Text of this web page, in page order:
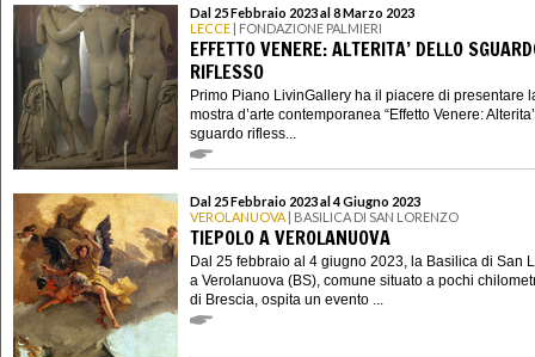
Dal 25 Febbraio 2023 al 8 Marzo 2023
LECCE | FONDAZIONE PALMIERI
EFFETTO VENERE: ALTERITA’ DELLO
RIFLESSO
Primo Piano LivinGallery ha il piacere di presentare
mostra d’arte contemporanea “Effetto Venere:
sguardo rifless...
Dal 25 Febbraio 2023 al 4 Giugno 2023
VEROLANUOVA | BASILICA DI SAN LORENZO
TIEPOLO A VEROLANUOVA
Dal 25 febbraio al 4 giugno 2023, la Basilica di San
a Verolanuova (BS), comune situato a pochi
di Brescia, ospita un evento ...